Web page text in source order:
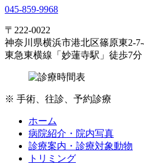
045-859-9968
〒222-0022
神奈川県横浜市港北区篠原東2-
東急東横線「妙蓮寺駅」徒歩7分
※ 手術、往診、予約診療
ホーム
病院紹介・院内写真
診療案内・診療対象動物
トリミング